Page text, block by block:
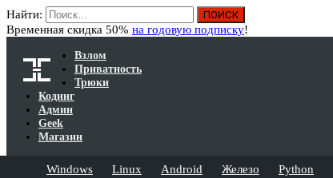
Найти:
Временная скидка 50% на годовую подписку!
Взлом
Приватность
Трюки
Кодинг
Админ
Geek
Магазин
Windows Linux Android Железо Python